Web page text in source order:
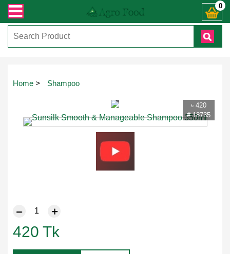
জিজ্ঞাসায় কল করুনঃ ( IMO + Whatsapp ) +8801972277444। সহজে অর্ডার 0
Home > Shampoo
৳ 420
# 18735
420 Tk